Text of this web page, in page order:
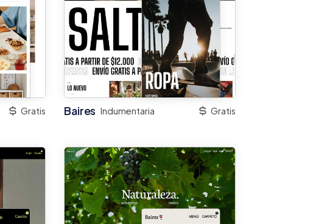
Gratis Baires Indumentaria Gratis